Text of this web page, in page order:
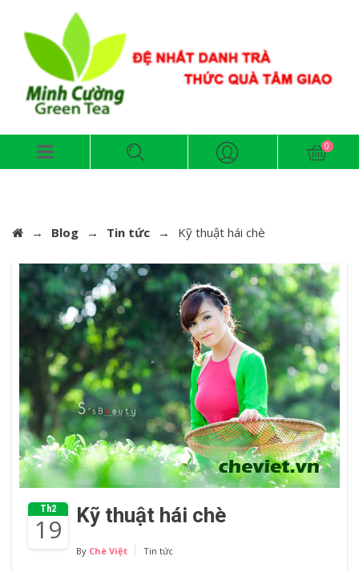
→ Blog → Tin tức → Kỹ thuật hái chè
Th2
19 Kỹ thuật hái chè
By Chè Việt Tin tức